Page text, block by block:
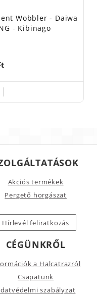
Wobbler - Daiwa
- Kibinago
Akciós termékek
Pergető horgászat
Hírlevél feliratkozás
CÉGÜNKRŐL
a Halcatrazról
Csapatunk
szabályzat